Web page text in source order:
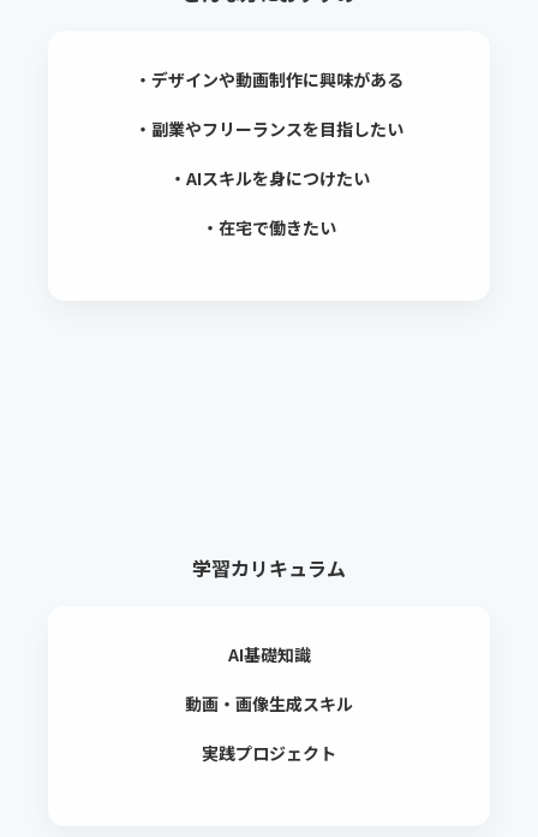
・デザインや動画制作に興味がある
・副業やフリーランスを目指したい
・AIスキルを身につけたい
・在宅で働きたい
学習カリキュラム
AI基礎知識
動画・画像生成スキル
実践プロジェクト